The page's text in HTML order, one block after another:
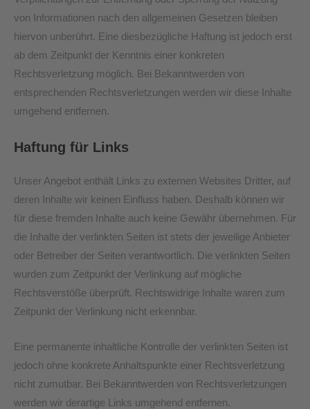
von Informationen nach den allgemeinen Gesetzen bleiben
hiervon unberührt. Eine diesbezügliche Haftung ist jedoch erst
ab dem Zeitpunkt der Kenntnis einer konkreten
Rechtsverletzung möglich. Bei Bekanntwerden von
entsprechenden Rechtsverletzungen werden wir diese Inhalte
umgehend entfernen.
Haftung für Links
Unser Angebot enthält Links zu externen Websites Dritter, auf
deren Inhalte wir keinen Einfluss haben. Deshalb können wir
für diese fremden Inhalte auch keine Gewähr übernehmen. Für
die Inhalte der verlinkten Seiten ist stets der jeweilige Anbieter
oder Betreiber der Seiten verantwortlich. Die verlinkten Seiten
wurden zum Zeitpunkt der Verlinkung auf mögliche
Rechtsverstöße überprüft. Rechtswidrige Inhalte waren zum
Zeitpunkt der Verlinkung nicht erkennbar.
Eine permanente inhaltliche Kontrolle der verlinkten Seiten ist
jedoch ohne konkrete Anhaltspunkte einer Rechtsverletzung
nicht zumutbar. Bei Bekanntwerden von Rechtsverletzungen
werden wir derartige Links umgehend entfernen.